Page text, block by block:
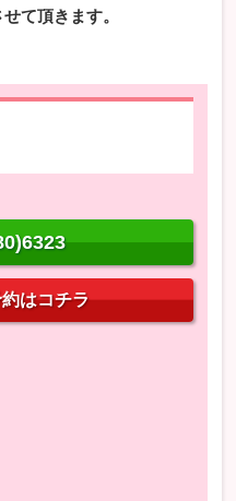
て頂きます。
はコチラ